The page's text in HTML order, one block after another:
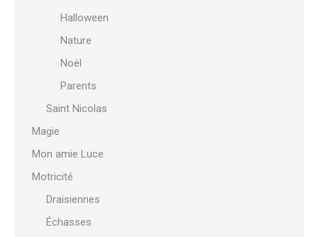
Halloween
Nature
Noël
Parents
Saint Nicolas
Magie
Mon amie Luce
Motricité
Draisiennes
Échasses